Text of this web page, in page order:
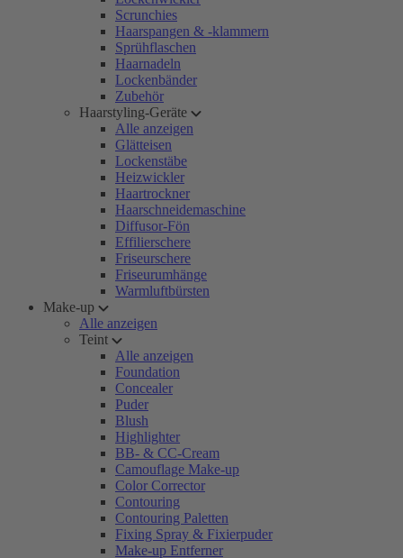
Scrunchies
Haarspangen & -klammern
Sprühflaschen
Haarnadeln
Lockenbänder
Zubehör
Haarstyling-Geräte
Alle anzeigen
Glätteisen
Lockenstäbe
Heizwickler
Haartrockner
Haarschneidemaschine
Diffusor-Fön
Effilierschere
Friseurschere
Friseurumhänge
Warmluftbürsten
Make-up
Alle anzeigen
Teint
Alle anzeigen
Foundation
Concealer
Puder
Blush
Highlighter
BB- & CC-Cream
Camouflage Make-up
Color Corrector
Contouring
Contouring Paletten
Fixing Spray & Fixierpuder
Make-up Entferner